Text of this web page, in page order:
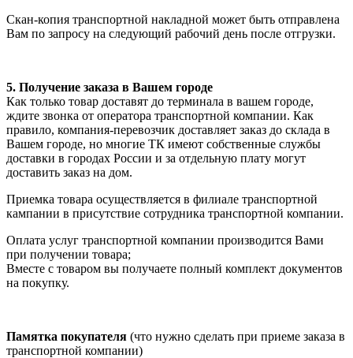
Скан-копия транспортной накладной может быть отправлена
Вам по запросу на следующий рабочий день после отгрузки.
5. Получение заказа в Вашем городе
Как только товар доставят до терминала в вашем городе,
ждите звонка от оператора транспортной компании. Как
правило, компания-перевозчик доставляет заказ до склада в
Вашем городе, но многие ТК имеют собственные службы
доставки в городах России и за отдельную плату могут
доставить заказ на дом.
Приемка товара осуществляется в филиале транспортной
кампании в присутствие сотрудника транспортной компании.
Оплата услуг транспортной компании производится Вами
при получении товара;
Вместе с товаром вы получаете полный комплект документов
на покупку.
Памятка покупателя (что нужно сделать при приеме заказа в
транспортной компании)